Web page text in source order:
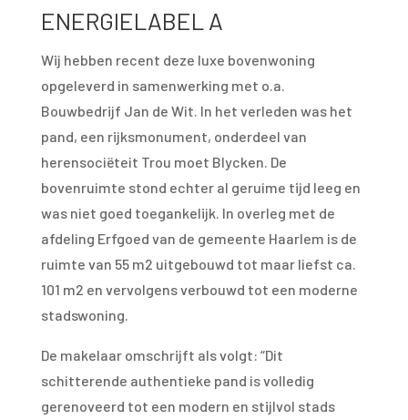
ENERGIELABEL A
Wij hebben recent deze luxe bovenwoning
opgeleverd in samenwerking met o.a.
Bouwbedrijf Jan de Wit. In het verleden was het
pand, een rijksmonument, onderdeel van
herensociëteit Trou moet Blycken. De
bovenruimte stond echter al geruime tijd leeg en
was niet goed toegankelijk. In overleg met de
afdeling Erfgoed van de gemeente Haarlem is de
ruimte van 55 m2 uitgebouwd tot maar liefst ca.
101 m2 en vervolgens verbouwd tot een moderne
stadswoning.
De makelaar omschrijft als volgt: “Dit
schitterende authentieke pand is volledig
gerenoveerd tot een modern en stijlvol stads